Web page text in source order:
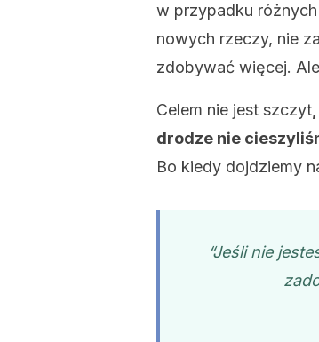
w przypadku
nowych rzeczy, nie
zdobywać więcej.
Celem nie jest szczyt
drodze nie
Bo kiedy dojdziemy
“Jeśli nie